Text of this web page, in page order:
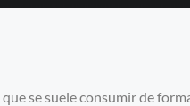
se suele consumir de